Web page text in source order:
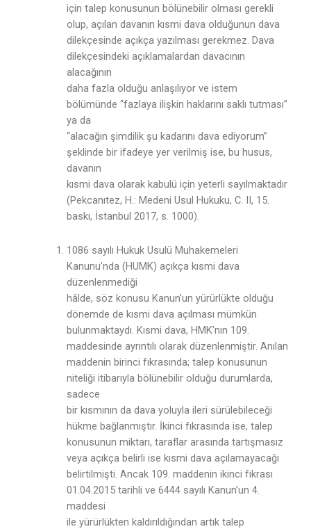
için talep konusunun bölünebilir olması gerekli
olup, açılan davanın kısmi dava olduğunun dava
dilekçesinde açıkça yazılması gerekmez. Dava
dilekçesindeki açıklamalardan davacının
alacağının
daha fazla olduğu anlaşılıyor ve istem
bölümünde “fazlaya ilişkin haklarını saklı tutması”
ya da
“alacağın şimdilik şu kadarını dava ediyorum”
şeklinde bir ifadeye yer verilmiş ise, bu husus,
davanın
kısmi dava olarak kabulü için yeterli sayılmaktadır
(Pekcanıtez, H.: Medeni Usul Hukuku, C. II, 15.
baskı, İstanbul 2017, s. 1000).
1086 sayılı Hukuk Usulü Muhakemeleri
Kanunu’nda (HUMK) açıkça kısmi dava
düzenlenmediği
hâlde, söz konusu Kanun’un yürürlükte olduğu
dönemde de kısmi dava açılması mümkün
bulunmaktaydı. Kısmi dava, HMK’nın 109.
maddesinde ayrıntılı olarak düzenlenmiştir. Anılan
maddenin birinci fıkrasında; talep konusunun
niteliği itibarıyla bölünebilir olduğu durumlarda,
sadece
bir kısmının da dava yoluyla ileri sürülebileceği
hükme bağlanmıştır. İkinci fıkrasında ise, talep
konusunun miktarı, taraflar arasında tartışmasız
veya açıkça belirli ise kısmi dava açılamayacağı
belirtilmişti. Ancak 109. maddenin ikinci fıkrası
01.04.2015 tarihli ve 6444 sayılı Kanun’un 4.
maddesi
ile yürürlükten kaldırıldığından artık talep